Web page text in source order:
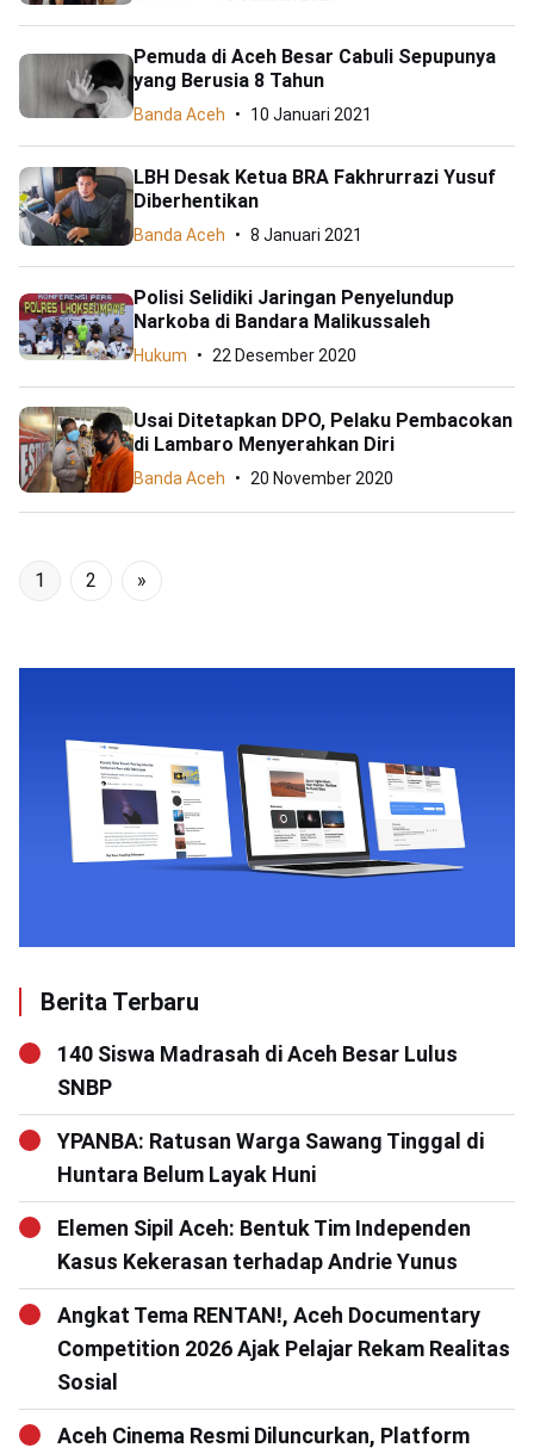
Pemuda di Aceh Besar Cabuli Sepupunya
yang Berusia 8 Tahun
Banda Aceh 10 Januari 2021
LBH Desak Ketua BRA Fakhrurrazi Yusuf
Diberhentikan
Banda Aceh 8 Januari 2021
Polisi Selidiki Jaringan Penyelundup
Narkoba di Bandara Malikussaleh
Hukum 22 Desember 2020
Usai Ditetapkan DPO, Pelaku Pembacokan
di Lambaro Menyerahkan Diri
Banda Aceh 20 November 2020
1 2 »
Berita Terbaru
140 Siswa Madrasah di Aceh Besar Lulus
SNBP
YPANBA: Ratusan Warga Sawang Tinggal di
Huntara Belum Layak Huni
Elemen Sipil Aceh: Bentuk Tim Independen
Kasus Kekerasan terhadap Andrie Yunus
Angkat Tema RENTAN!, Aceh Documentary
Competition 2026 Ajak Pelajar Rekam Realitas
Sosial
Aceh Cinema Resmi Diluncurkan, Platform